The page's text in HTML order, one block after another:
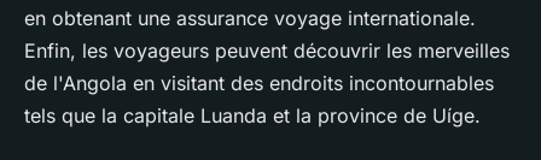
en obtenant une assurance voyage internationale.
Enfin, les voyageurs peuvent découvrir les merveilles
de l'Angola en visitant des endroits incontournables
tels que la capitale Luanda et la province de Uíge.